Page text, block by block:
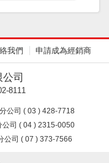
我們 申請成為經銷商
司
8111
公司 ( 03 ) 428-7718
公司 ( 04 ) 2315-0050
公司 ( 07 ) 373-7566